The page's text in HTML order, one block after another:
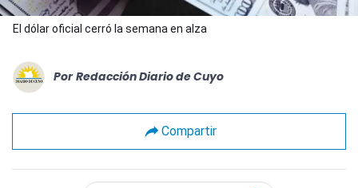
El dólar oficial cerró la semana en alza
Por Redacción Diario de Cuyo
Compartir